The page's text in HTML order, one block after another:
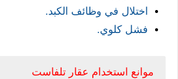
اختلال في وظائف الكبد.
فشل كلوي.
موانع استخدام عقار تلفاست